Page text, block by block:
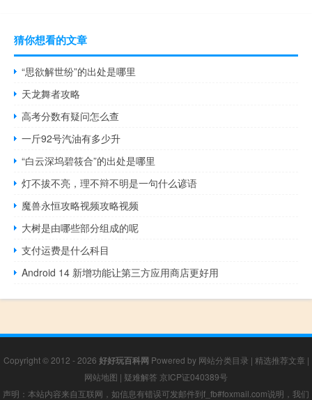
猜你想看的文章
“思欲解世纷”的出处是哪里
天龙舞者攻略
高考分数有疑问怎么查
一斤92号汽油有多少升
“白云深坞碧筱合”的出处是哪里
灯不拔不亮，理不辩不明是一句什么谚语
魔兽永恒攻略视频攻略视频
大树是由哪些部分组成的呢
支付运费是什么科目
Android 14 新增功能让第三方应用商店更好用
Copyright © 2012 - 2026 好好玩百科网 Powered by 网站分类目录 | 精选推荐文章 |
网站地图 | 疑难解答 京ICP证040389号
声明：本站内容来自互联网，如信息有错误可发邮件到f_fb#foxmail.com说明，我们